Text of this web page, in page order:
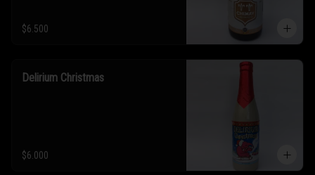
$6.500
Delirium Christmas
$6.000